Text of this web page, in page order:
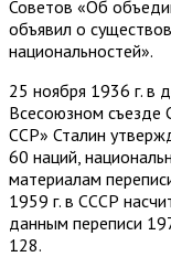
Советов «Об
объявил о
национальностей».
25 ноября 1936 г. в
Всесоюзном съезде
ССР» Сталин
60 наций,
материалам
1959 г. в СССР
данным переписи
128.